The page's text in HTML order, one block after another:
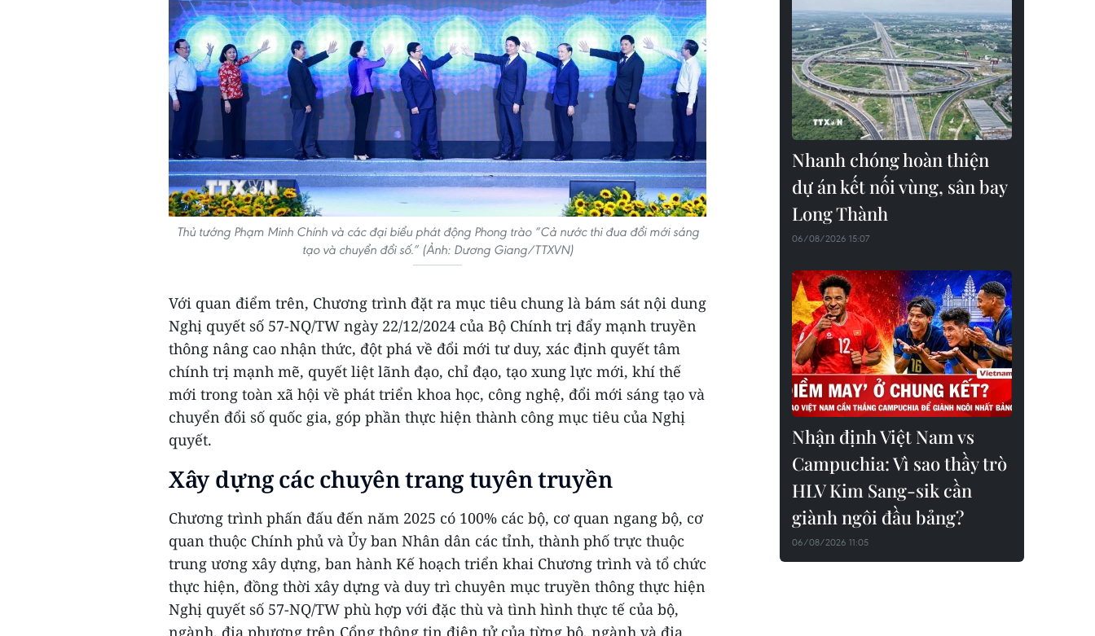
Thủ tướng Phạm Minh Chính và các đại biểu phát động Phong trào “Cả nước thi đua đổi mới sáng
tạo và chuyển đổi số.” (Ảnh: Dương Giang/TTXVN)
Với quan điểm trên, Chương trình đặt ra mục tiêu chung là bám sát nội dung
Nghị quyết số 57-NQ/TW ngày 22/12/2024 của Bộ Chính trị đẩy mạnh truyền
thông nâng cao nhận thức, đột phá về đổi mới tư duy, xác định quyết tâm
chính trị mạnh mẽ, quyết liệt lãnh đạo, chỉ đạo, tạo xung lực mới, khí thế
mới trong toàn xã hội về phát triển khoa học, công nghệ, đổi mới sáng tạo và
chuyển đổi số quốc gia, góp phần thực hiện thành công mục tiêu của Nghị
quyết.
Xây dựng các chuyên trang tuyên truyền
Chương trình phấn đấu đến năm 2025 có 100% các bộ, cơ quan ngang bộ, cơ
quan thuộc Chính phủ và Ủy ban Nhân dân các tỉnh, thành phố trực thuộc
trung ương xây dựng, ban hành Kế hoạch triển khai Chương trình và tổ chức
thực hiện, đồng thời xây dựng và duy trì chuyên mục truyền thông thực hiện
Nghị quyết số 57-NQ/TW phù hợp với đặc thù và tình hình thực tế của bộ,
ngành, địa phương trên Cổng thông tin điện tử của từng bộ, ngành và địa
Nhanh chóng hoàn thiện
dự án kết nối vùng, sân bay
Long Thành
06/08/2026 15:07
Nhận định Việt Nam vs
Campuchia: Vì sao thầy trò
HLV Kim Sang-sik cần
giành ngôi đầu bảng?
06/08/2026 11:05